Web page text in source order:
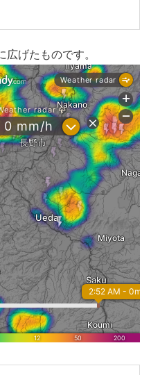
げたものです。